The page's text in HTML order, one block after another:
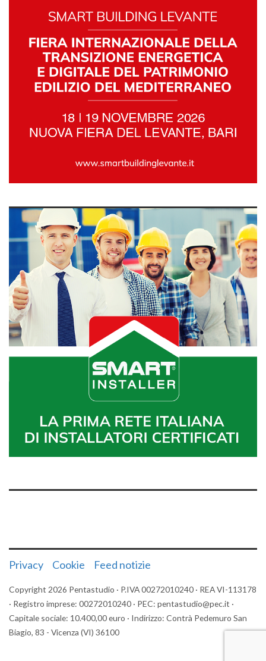
Privacy Cookie Feed notizie
Copyright 2026 Pentastudio · P.IVA 00272010240 · REA VI-113178
· Registro imprese: 00272010240 · PEC: pentastudio@pec.it ·
Capitale sociale: 10.400,00 euro · Indirizzo: Contrà Pedemuro San
Biagio, 83 - Vicenza (VI) 36100